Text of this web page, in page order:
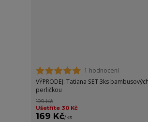
1 hodnocení
VÝPRODEJ: Tatiana SET 3ks
perličkou
199 Kč
Ušetříte 30 Kč
169 Kč/ks